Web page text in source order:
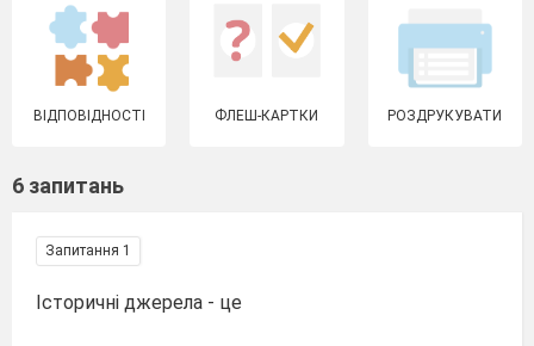
ВІДПОВІДНОСТІ ФЛЕШ-КАРТКИ РОЗДРУКУВАТИ
6 запитань
Запитання 1
Історичні джерела - це